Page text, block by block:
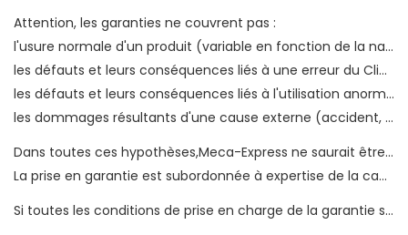
Attention, les garanties ne couvrent pas :
l'usure normale d'un produit (variable en fonction de la nature de la pièce),
les défauts et leurs conséquences liés à une erreur du Client résultant d'un emploi ou d'une installation non conforme aux spécifications de l'équipementier ou d'un stockage nuisible à la bonne conservation de la pièce,
les défauts et leurs conséquences liés à l'utilisation anormale du véhicule sur lequel a été montée la pièce ou non conforme à l'usage pour lequel il est destiné (utilisation du véhicule sur lequel la pièce est montée pour la compétition...),
les dommages résultants d'une cause externe (accident, foudre, fluctuation de courant…).
Dans toutes ces hypothèses,Meca-Express ne saurait être tenu pour responsable du défaut de la pièce et des éventuels dommages occasionnés.
La prise en garantie est subordonnée à expertise de la cause de la non-conformité ou du vice invoqué. En fonction des situations, cette analyse sera réalisée auprès du fabricant (pièce démontée et retournée) ou par un expert agréé en automobile, mandaté par Meca-Express qui se déplacera pour examen du véhicule.
Si toutes les conditions de prise en charge de la garantie sont réunies, Meca-Express remboursera, remplacera ou réparera sans frais la pièce dans un délai maximum d'un mois.